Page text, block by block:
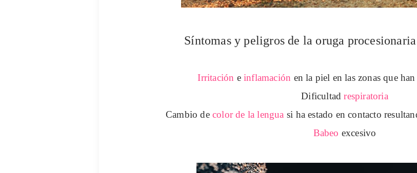
Síntomas y peligros de la oruga
Irritación einflamación en la piel en las zonas que
Dificultadrespiratoria
Cambio decolor de la lengua si ha estado en contacto
Babeo excesivo